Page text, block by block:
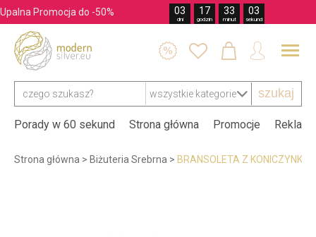
Upalna Promocja do -50% 03
dni
17
godzin
33
minut
02
sekund
szukaj
   
Porady w 60 sekund Strona główna Promocje
Strona główna > Biżuteria Srebrna > BRANSOLETA Z KONICZYNKĄ